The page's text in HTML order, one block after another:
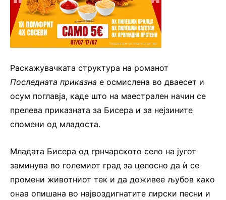
Раскажувачката структура на романот
Последната приказна е осмислена во дваесет и
осум поглавја, каде што на маестрален начин се
прелева приказната за Бисера и за нејзините
спомени од младоста.
Младата Бисера од грнчарското село на југот
заминува во големиот град за целосно да ѝ се
промени животниот тек и да доживее љубов како
онаа опишана во највоздигнатите лирски песни и